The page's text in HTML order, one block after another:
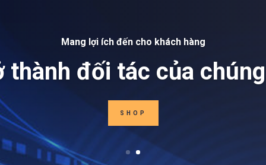
Mang lợi ích đến cho khách hàng
thành đối tác của
SHOP